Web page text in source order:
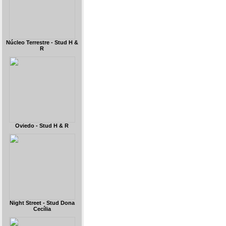
Núcleo Terrestre - Stud H &
R
Oviedo - Stud H & R
Night Street - Stud Dona
Cecília